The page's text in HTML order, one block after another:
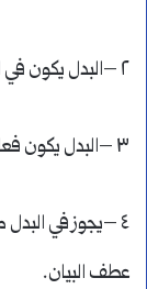
٢ –البدل يكون في الجمل، وعطف البيان لا يكون جملة.
٣ –البدل يكون فعلاً، وعطف البيان لا يكون فعلاً.
٤ –يجوز في
عطف البيان.